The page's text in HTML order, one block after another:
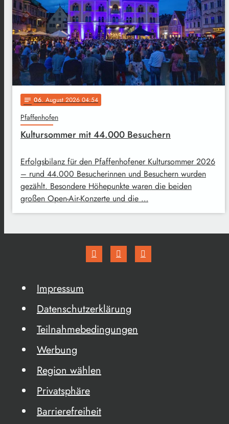
notes 06. August 2026 04:54
Pfaffenhofen
Kultursommer mit 44.000 Besuchern
Erfolgsbilanz für den Pfaffenhofener Kultursommer 2026
– rund 44.000 Besucherinnen und Besuchern wurden
gezählt. Besondere Höhepunkte waren die beiden
großen Open-Air-Konzerte und die …
Impressum
Datenschutzerklärung
Teilnahmebedingungen
Werbung
Region wählen
Privatsphäre
Barrierefreiheit